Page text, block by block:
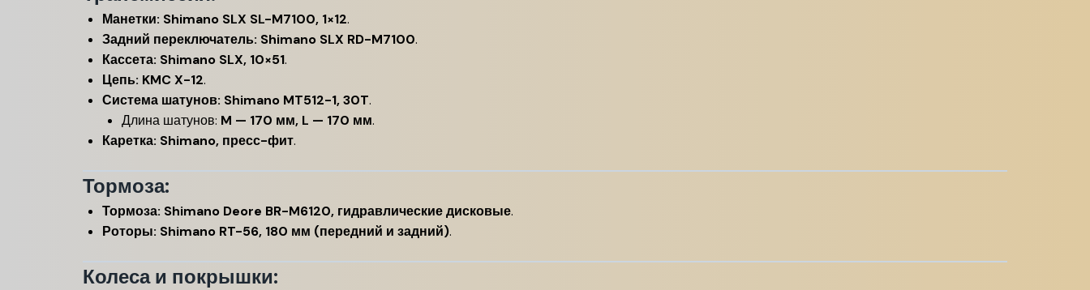
Манетки: Shimano SLX SL-M7100, 1×12.
Задний переключатель: Shimano SLX RD-M7100.
Кассета: Shimano SLX, 10×51.
Цепь: KMC X-12.
Система шатунов: Shimano MT512-1, 30T.
Длина шатунов: M — 170 мм, L — 170 мм.
Каретка: Shimano, пресс-фит.
Тормоза:
Тормоза: Shimano Deore BR-M6120, гидравлические дисковые.
Роторы: Shimano RT-56, 180 мм (передний и задний).
Колеса и покрышки: